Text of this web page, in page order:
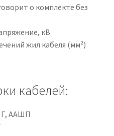
о комплекте без
кВ
жил кабеля (мм²)
кабелей:
ААШП